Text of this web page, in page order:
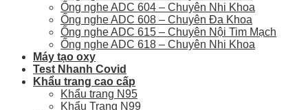
Ống nghe ADC 604 – Chuyên Nhi Khoa
Ống nghe ADC 608 – Chuyên Đa Khoa
Ống nghe ADC 615 – Chuyên Nội Tim Mạch
Ống nghe ADC 618 – Chuyên Nhi Khoa
Máy tạo oxy
Test Nhanh Covid
Khẩu trang cao cấp
Khẩu trang N95
Khẩu Trang N99